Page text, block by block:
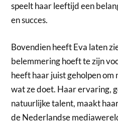
speelt haar leeftijd een
en succes.
Bovendien heeft Eva laten
belemmering hoeft te zijn
heeft haar juist geholpen
wat ze doet. Haar ervaring,
natuurlijke talent, maakt
de Nederlandse